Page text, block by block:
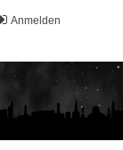
Anmelden